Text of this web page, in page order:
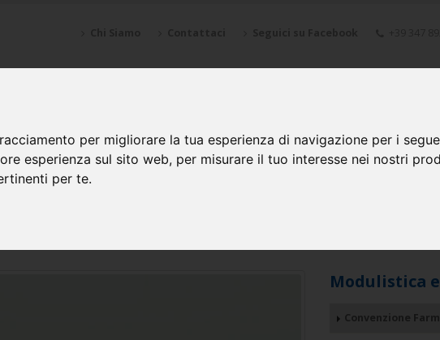
per migliorare la tua esperienza di navigazione per i
esperienza sul sito web, per misurare il tuo interesse nei nostri
per te.
Chirighago (VE)
Modulistica
Convenzione